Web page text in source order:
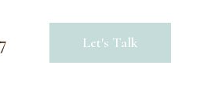
Let's Talk